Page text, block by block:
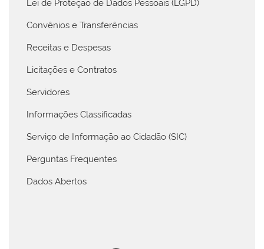
Lei de Proteção de Dados Pessoais (LGPD)
Convênios e Transferências
Receitas e Despesas
Licitações e Contratos
Servidores
Informações Classificadas
Serviço de Informação ao Cidadão (SIC)
Perguntas Frequentes
Dados Abertos